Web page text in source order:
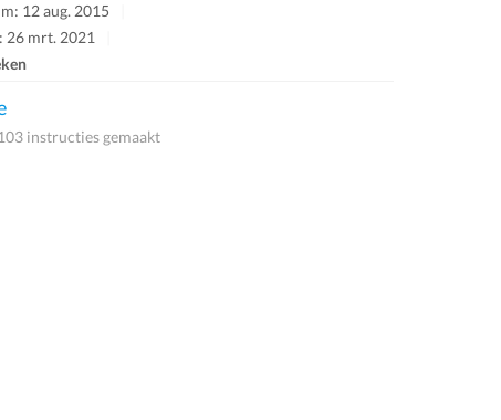
12 aug. 2015
26 mrt. 2021
instructies gemaakt